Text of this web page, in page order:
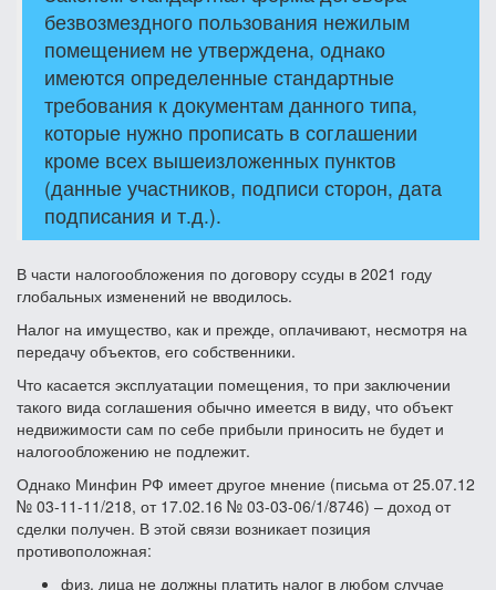
безвозмездного пользования нежилым
помещением не утверждена, однако
имеются определенные стандартные
требования к документам данного типа,
которые нужно прописать в соглашении
кроме всех вышеизложенных пунктов
(данные участников, подписи сторон, дата
подписания и т.д.).
В части налогообложения по договору ссуды в 2021 году
глобальных изменений не вводилось.
Налог на имущество, как и прежде, оплачивают, несмотря на
передачу объектов, его собственники.
Что касается эксплуатации помещения, то при заключении
такого вида соглашения обычно имеется в виду, что объект
недвижимости сам по себе прибыли приносить не будет и
налогообложению не подлежит.
Однако Минфин РФ имеет другое мнение (письма от 25.07.12
№ 03-11-11/218, от 17.02.16 № 03-03-06/1/8746) – доход от
сделки получен. В этой связи возникает позиция
противоположная:
физ. лица не должны платить налог в любом случае